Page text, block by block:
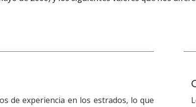
de experiencia en los estrados, lo que